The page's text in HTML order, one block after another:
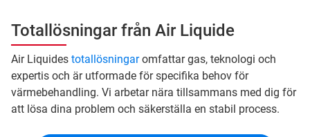
Totallösningar från Air Liquide
Air Liquides totallösningaromfattar gas, teknologi och
expertis och är utformade för specifika behov för
värmebehandling. Vi arbetar nära tillsammans med dig för
att lösa dina problem och säkerställa en stabil process.